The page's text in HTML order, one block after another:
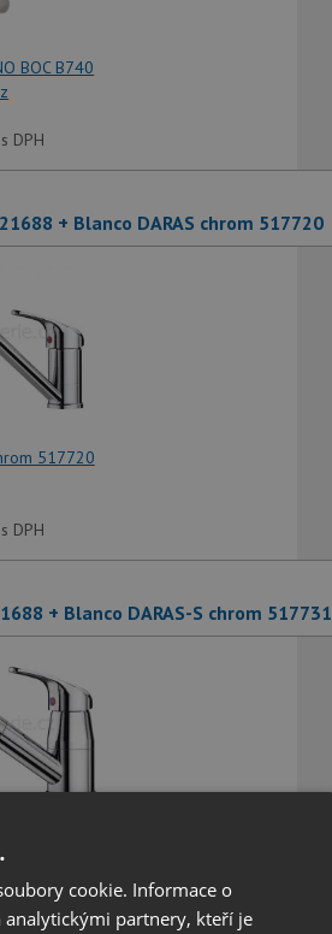
BOC B740
s DPH
+ Blanco DARAS chrom 517720
517720
s DPH
+ Blanco DARAS-S chrom 517731
S chrom
DPH
cookie. Informace o
partnery, kteří je